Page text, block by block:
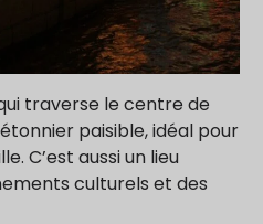
traverse le centre de
paisible, idéal pour
C’est aussi un lieu
culturels et des